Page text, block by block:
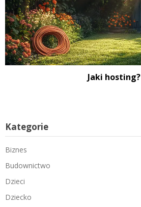
Jaki hosting?
Kategorie
Biznes
Budownictwo
Dzieci
Dziecko